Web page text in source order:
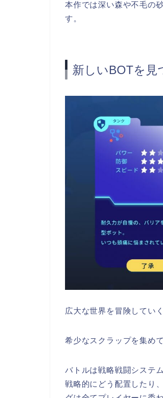
本作では深い森や不毛の
す。
新しいBOTを見
広大な世界を冒険してい
希少なスクラップを集めて
バトルは戦略戦闘システ
戦略的にどう配置したり